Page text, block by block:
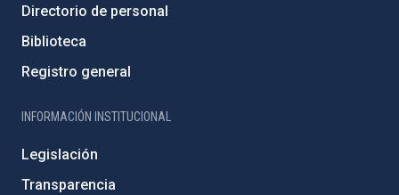
Directorio de personal
Biblioteca
Registro general
INFORMACIÓN INSTITUCIONAL
Legislación
Transparencia